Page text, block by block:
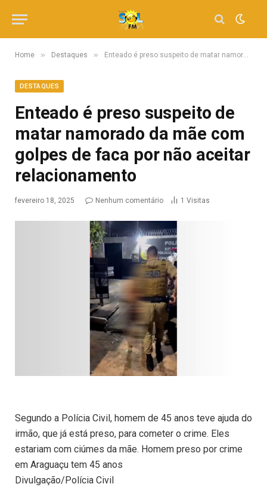
Home » Destaques » Enteado é preso suspeito de matar namorado da mãe com golpes de faca por não aceitar relacionamento
DESTAQUES
Enteado é preso suspeito de
matar namorado da mãe com
golpes de faca por não aceitar
relacionamento
fevereiro 18, 2025 Nenhum comentário 1 Visitas
Segundo a Polícia Civil, homem de 45 anos teve ajuda do
irmão, que já está preso, para cometer o crime. Eles
estariam com ciúmes da mãe. Homem preso por crime
em Araguaçu tem 45 anos
Divulgação/Polícia Civil